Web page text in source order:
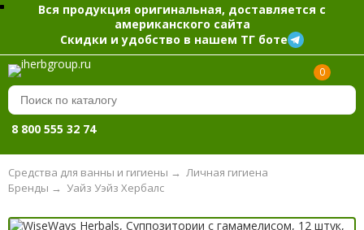
Вся продукция оригинальная, доставляется с
американского сайта
Скидки и удобство в нашем ТГ боте
0
8 800 555 32 74
Средства для ванны и гигиены → Личная гигиена
Уайз Уэйз Хербалс
Бренды →